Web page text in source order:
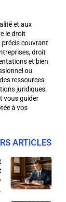
et aux
le droit
précis couvrant
droit
et bien
ou
ressources
juridiques.
vous guider
à vos
ARTICLES